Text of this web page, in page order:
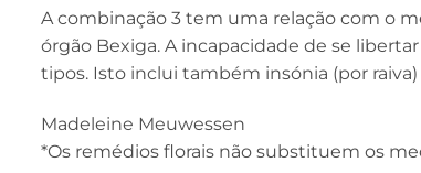
A combinação 3 tem uma relação com o
órgão Bexiga. A incapacidade de se
tipos. Isto inclui também insónia (por
Madeleine Meuwessen
*Os remédios florais não substituem os